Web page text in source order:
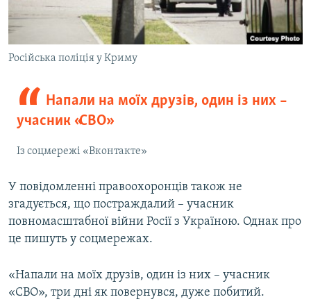
Російська поліція у Криму
Напали на моїх друзів, один із них –
учасник «СВО»
Із соцмережі «Вконтакте»
У повідомленні правоохоронців також не
згадується, що постраждалий – учасник
повномасштабної війни Росії з Україною. Однак про
це пишуть у соцмережах.
«Напали на моїх друзів, один із них – учасник
«СВО», три дні як повернувся, дуже побитий.